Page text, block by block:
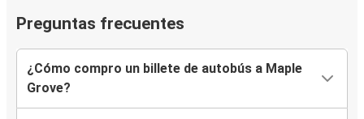
Preguntas frecuentes
¿Cómo compro un billete de autobús a Maple
Grove?